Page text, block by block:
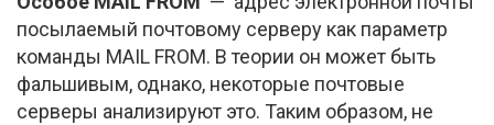
посылаемый почтовому серверу как параметр
команды MAIL FROM. В теории он может быть
фальшивым, однако, некоторые почтовые
серверы анализируют это. Таким образом, не